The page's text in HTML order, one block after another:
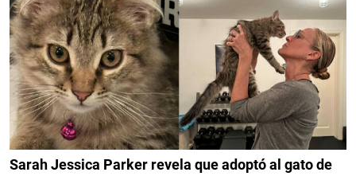
Sarah Jessica Parker revela que adoptó al gato de